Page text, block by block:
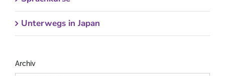
Unterwegs in Japan
Archiv